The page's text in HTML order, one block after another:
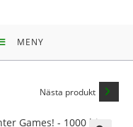
MENY
Nästa produkt